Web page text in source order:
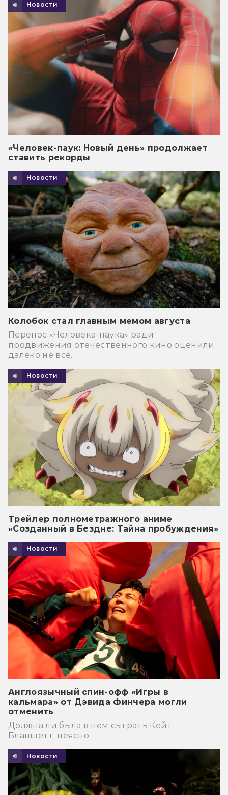
Новости
«Человек-паук: Новый день» продолжает
ставить рекорды
Новости
Колобок стал главным мемом августа
Перенос «Человека-паука» ради
продвижения отечественного кино оценили
далеко не все.
Новости
Трейлер полнометражного аниме
«Созданный в Бездне: Тайна пробуждения»
Новости
Англоязычный спин-офф «Игры в
кальмара» от Дэвида Финчера могли
отменить
Должна ли была в нем сыграть Кейт
Бланшетт, неясно.
Новости